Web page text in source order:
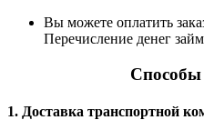
Вы можете оплатить
Перечисление денег
Способы
1. Доставка транспортной